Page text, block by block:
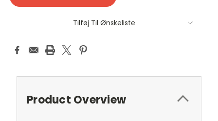
Tilføj Til Ønskeliste
Product Overview